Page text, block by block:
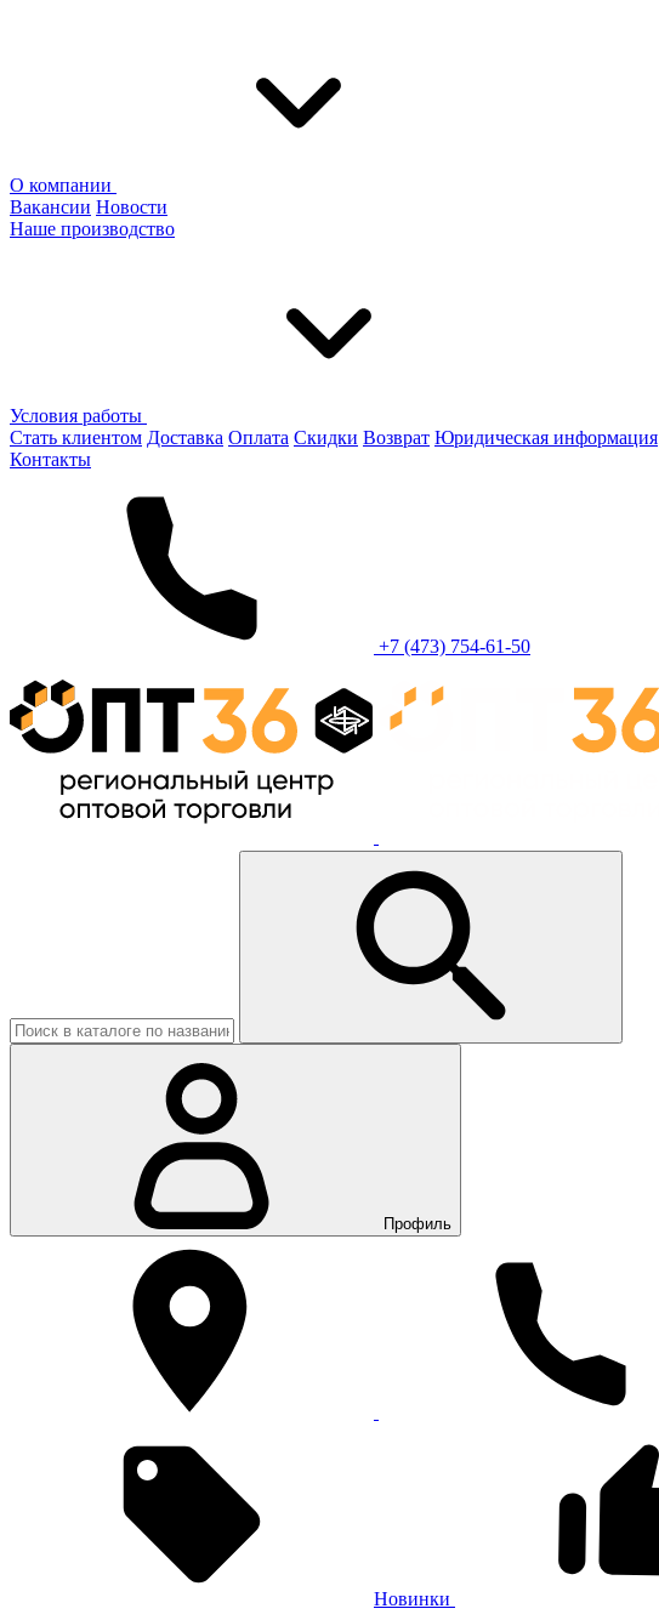
О компании
Вакансии Новости
Наше производство
Условия работы
Стать клиентом Доставка Оплата Скидки Возврат Юридическая информация
Контакты
+7 (473) 754-61-50
Профиль
Новинки